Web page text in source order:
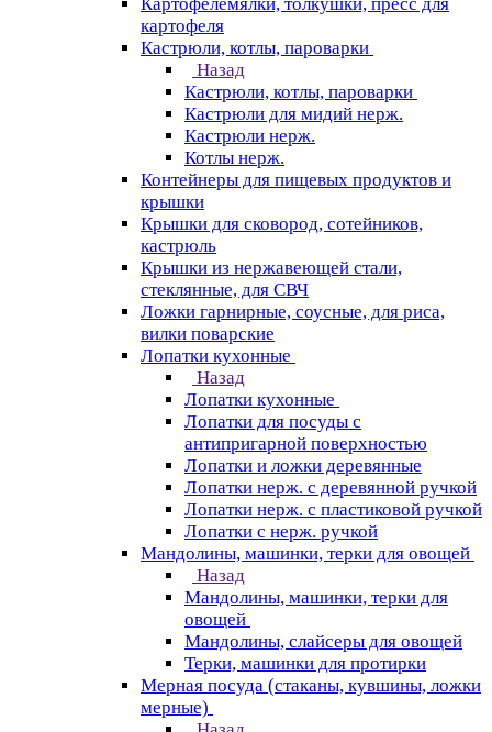
картофеля
Кастрюли, котлы, пароварки
Назад
Кастрюли, котлы, пароварки
Кастрюли для мидий нерж.
Кастрюли нерж.
Котлы нерж.
Контейнеры для пищевых продуктов и
крышки
Крышки для сковород, сотейников,
кастрюль
Крышки из нержавеющей стали,
стеклянные, для СВЧ
Ложки гарнирные, соусные, для риса,
вилки поварские
Лопатки кухонные
Назад
Лопатки кухонные
Лопатки для посуды с
антипригарной поверхностью
Лопатки и ложки деревянные
Лопатки нерж. с деревянной ручкой
Лопатки нерж. с пластиковой ручкой
Лопатки с нерж. ручкой
Мандолины, машинки, терки для овощей
Назад
Мандолины, машинки, терки для
овощей
Мандолины, слайсеры для овощей
Терки, машинки для протирки
Мерная посуда (стаканы, кувшины, ложки
мерные)